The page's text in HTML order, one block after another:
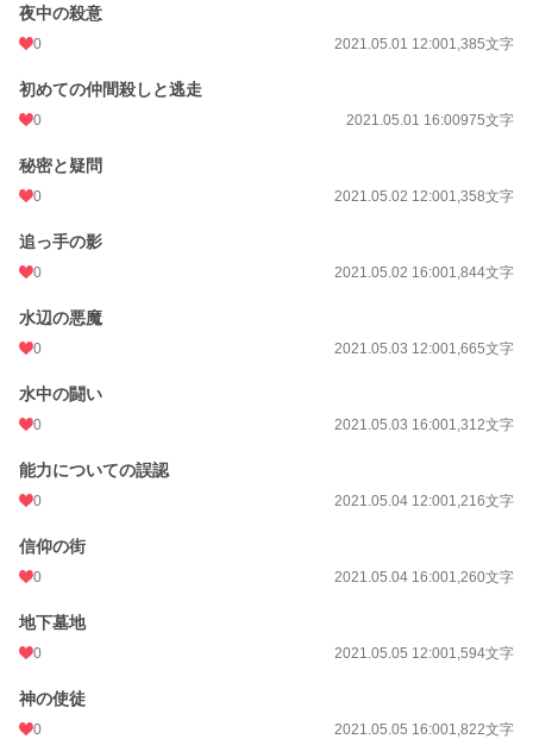
夜中の殺意
0 2021.05.01 12:001,385文字
初めての仲間殺しと逃走
0 2021.05.01 16:00975文字
秘密と疑問
0 2021.05.02 12:001,358文字
追っ手の影
0 2021.05.02 16:001,844文字
水辺の悪魔
0 2021.05.03 12:001,665文字
水中の闘い
0 2021.05.03 16:001,312文字
能力についての誤認
0 2021.05.04 12:001,216文字
信仰の街
0 2021.05.04 16:001,260文字
地下墓地
0 2021.05.05 12:001,594文字
神の使徒
0 2021.05.05 16:001,822文字